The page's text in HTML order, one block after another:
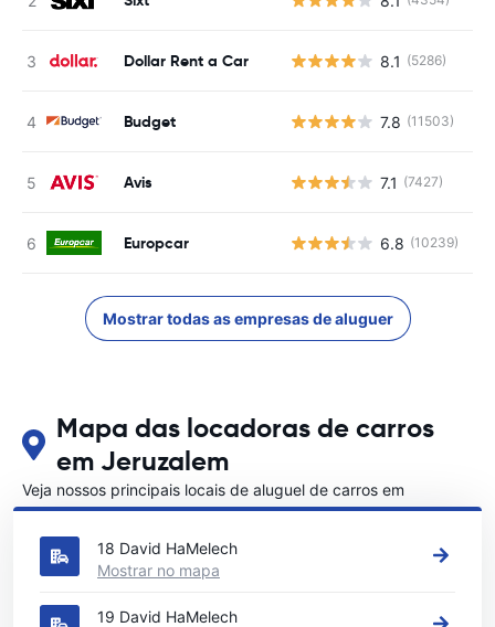
Dollar Rent a Car 8.1 (5286)
Budget 7.8 (11503)
Avis 7.1 (7427)
Europcar 6.8 (10239)
Mostrar todas as empresas de aluguer
Mapa das locadoras de carros
em Jeruzalem
Veja nossos principais locais de aluguel de carros em
Jeruzalem
18 David HaMelech
Mostrar no mapa
19 David HaMelech